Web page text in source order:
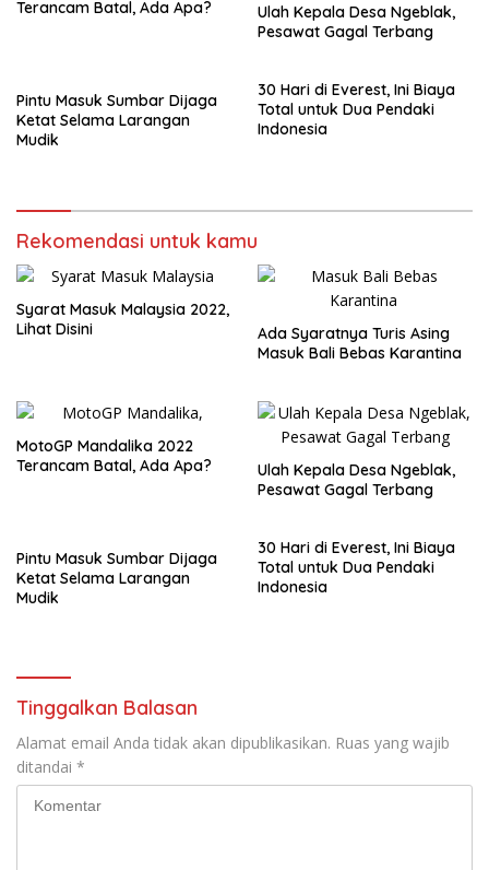
Terancam Batal, Ada Apa?
Ulah Kepala Desa Ngeblak,
Pesawat Gagal Terbang
Pintu Masuk Sumbar Dijaga
Ketat Selama Larangan
Mudik
30 Hari di Everest, Ini Biaya
Total untuk Dua Pendaki
Indonesia
Rekomendasi untuk kamu
Syarat Masuk Malaysia 2022,
Lihat Disini
Ada Syaratnya Turis Asing
Masuk Bali Bebas Karantina
MotoGP Mandalika 2022
Terancam Batal, Ada Apa?
Ulah Kepala Desa Ngeblak,
Pesawat Gagal Terbang
Pintu Masuk Sumbar Dijaga
Ketat Selama Larangan
Mudik
30 Hari di Everest, Ini Biaya
Total untuk Dua Pendaki
Indonesia
Tinggalkan Balasan
Alamat email Anda tidak akan dipublikasikan. Ruas yang wajib
ditandai *